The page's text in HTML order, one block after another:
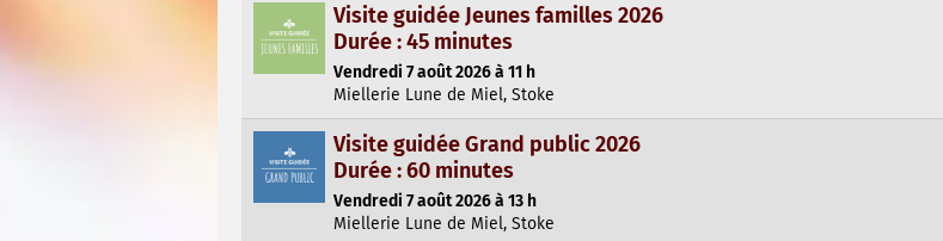
Visite guidée Jeunes familles 2026
Durée : 45 minutes
Vendredi 7 août 2026 à 11 h
Miellerie Lune de Miel, Stoke
Visite guidée Grand public 2026
Durée : 60 minutes
Vendredi 7 août 2026 à 13 h
Miellerie Lune de Miel, Stoke